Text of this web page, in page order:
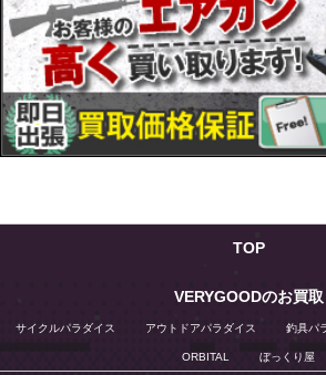
TOP
VERYGOODのお買取
サイクルパラダイス アウトドアパラダイス 釣具パ
ORBITAL ぼっくり屋